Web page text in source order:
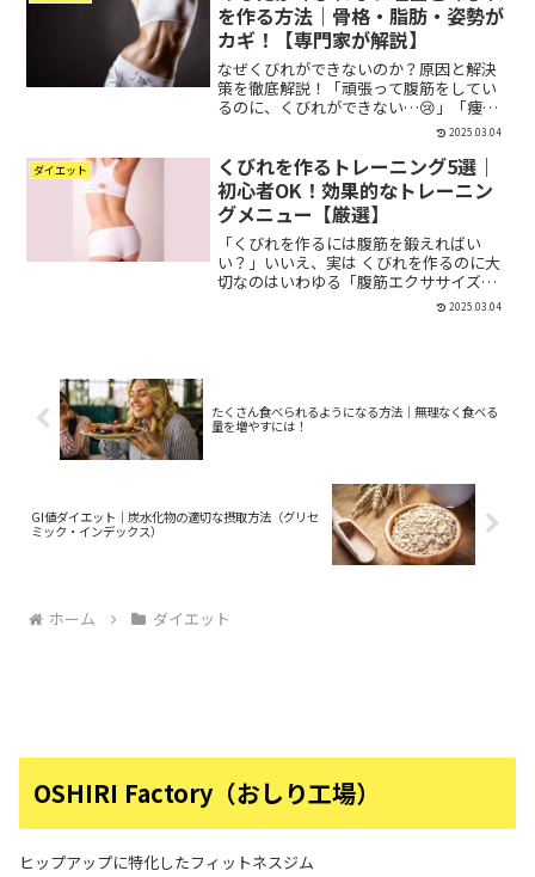
なるリスクもあります。本記...
を作る方法｜骨格・脂肪・姿勢が
カギ！【専門家が解説】
なぜくびれができないのか？原因と解決
策を徹底解説！「頑張って腹筋をしてい
るのに、くびれができない…😢」「痩せ
てもウエストにメリハリが出ない！」こ
んな悩みを抱えている方、多いのではな
いでしょうか？🤔実は、くびれは単にお
腹を細くするだけでは作れ...
2025.03.04
ダイエット
くびれを作るトレーニング5選｜
初心者OK！効果的なトレーニン
グメニュー【厳選】
「くびれを作るには腹筋を鍛えればい
い？」いいえ、実は くびれを作るのに大
切なのはいわゆる「腹筋エクササイズ」
じゃないんです 🏋️‍♀️💥くびれは 「ウエスト
を引き締める」＋「ウエストが細く見え
2025.03.04
たくさん食べられるようになる方法｜無理なく食べる
量を増やすには！
GI値ダイエット｜炭水化物の適切な摂取方法（グリセ
ミック・インデックス）
ホーム ダイエット
OSHIRI Factory（おしり工場）
ヒップアップに特化したフィットネスジム